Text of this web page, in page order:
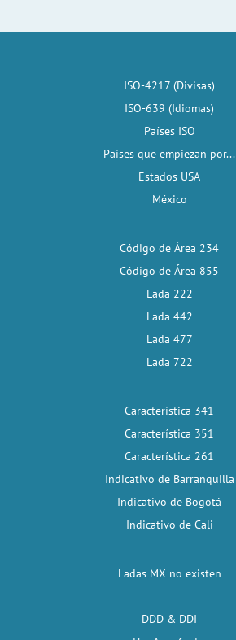
ISO-4217 (Divisas)
ISO-639 (Idiomas)
Países ISO
Países que empiezan por...
Estados USA
México
Código de Área 234
Código de Área 855
Lada 222
Lada 442
Lada 477
Lada 722
Característica 341
Característica 351
Característica 261
Indicativo de Barranquilla
Indicativo de Bogotá
Indicativo de Cali
Ladas MX no existen
DDD & DDI